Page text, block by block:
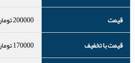
قیمت
200000
قیمت با تخفیف
170000